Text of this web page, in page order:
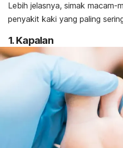
Lebih jelasnya, simak macam-
penyakit kaki yang paling
1. Kapalan